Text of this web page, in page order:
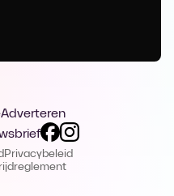
Adverteren
Privacybeleid